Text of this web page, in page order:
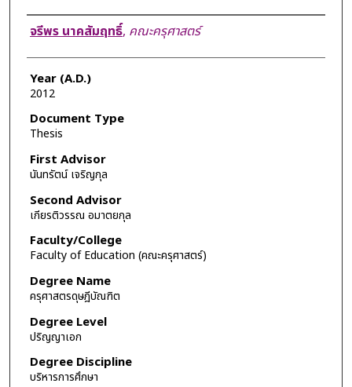
Author
จรีพร นาคสัมฤทธิ์, คณะครุศาสตร์
Year (A.D.)
2012
Document Type
Thesis
First Advisor
นันทรัตน์ เจริญกุล
Second Advisor
เกียรติวรรณ อมาตยกุล
Faculty/College
Faculty of Education (คณะครุศาสตร์)
Degree Name
ครุศาสตรดุษฎีบัณฑิต
Degree Level
ปริญญาเอก
Degree Discipline
บริหารการศึกษา